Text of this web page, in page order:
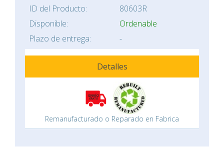
ID del Producto:
80603R
Disponible:
Ordenable
Plazo de entrega:
-
Detalles
Remanufacturado o Reparado en Fabrica